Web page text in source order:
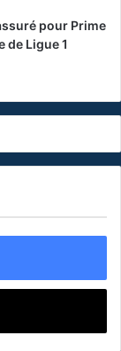
pour Prime
de Ligue 1